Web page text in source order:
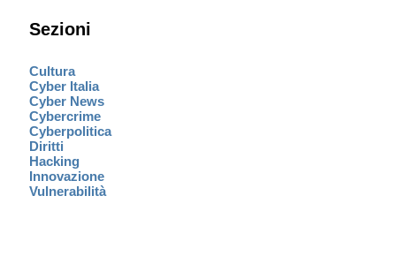
Sezioni
Cultura
Cyber Italia
Cyber News
Cybercrime
Cyberpolitica
Diritti
Hacking
Innovazione
Vulnerabilità